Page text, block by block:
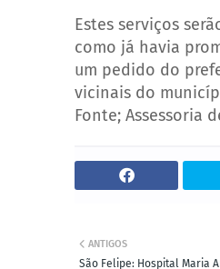
Estes serviços
como já havia
um pedido do
vicinais do
Fonte; Assessoria
ANTIGOS
São Felipe: Hospital Maria